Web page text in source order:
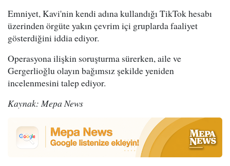
Emniyet, Kavi'nin kendi adına kullandığı TikTok hesabı
üzerinden örgüte yakın çevrim içi gruplarda faaliyet
gösterdiğini iddia ediyor.
Operasyona ilişkin soruşturma sürerken, aile ve
Gergerlioğlu olayın bağımsız şekilde yeniden
incelenmesini talep ediyor.
Kaynak: Mepa News